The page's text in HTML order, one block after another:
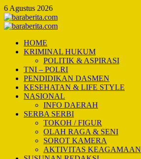
Skip
to
content
6 Agustus 2026
Primary
HOME
KRIMINAL HUKUM
POLITIK & ASPIRASI
TNI – POLRI
PENDIDIKAN DASMEN
KESEHATAN & LIFE STYLE
NASIONAL
INFO DAERAH
SERBA SERBI
TOKOH / FIGUR
OLAH RAGA & SENI
SOROT KAMERA
AKTIVITAS KEAGAMAAN